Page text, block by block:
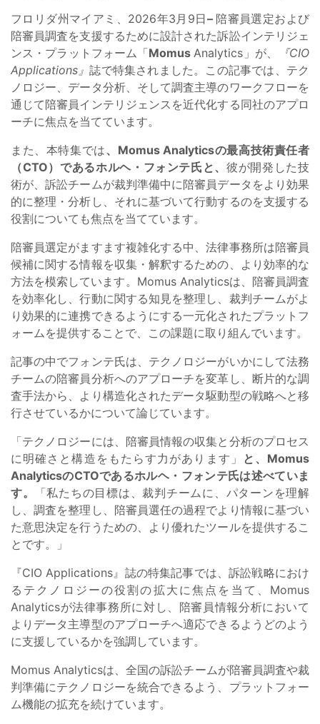
フロリダ州マイアミ、2026年3月9日– 陪審員選定および
陪審員調査を支援するために設計された訴訟インテリジェ
ンス・プラットフォーム「Momus Analytics」が、
『CIO
Applications』誌で特集されました。この記事では、テク
ノロジー、データ分析、そして調査主導のワークフローを
通じて陪審員インテリジェンスを近代化する同社のアプロ
ーチに焦点を当てています。
また、本特集では、Momus Analyticsの最高技術責任者
（CTO）であるホルヘ・フォンテ氏と、彼が開発した技
術が、訴訟チームが裁判準備中に陪審員データをより効果
的に整理・分析し、それに基づいて行動するのを支援する
役割についても焦点を当てています。
陪審員選定がますます複雑化する中、法律事務所は陪審員
候補に関する情報を収集・解釈するための、より効率的な
方法を模索しています。Momus Analyticsは、陪審員調査
を効率化し、行動に関する知見を整理し、裁判チームがよ
り効果的に連携できるようにする一元化されたプラットフ
ォームを提供することで、この課題に取り組んでいます。
記事の中でフォンテ氏は、テクノロジーがいかにして法務
チームの陪審員分析へのアプローチを変革し、断片的な調
査手法から、より構造化されたデータ駆動型の戦略へと移
行させているかについて論じています。
「テクノロジーには、陪審員情報の収集と分析のプロセス
に明確さと構造をもたらす力があります」 と、Momus
AnalyticsのCTOであるホルヘ・フォンテ氏は述べていま
す。
「私たちの目標は、裁判チームに、パターンを理解
し、調査を整理し、陪審員選任の過程でより情報に基づい
た意思決定を行うための、より優れたツールを提供するこ
とです。」
『CIO Applications』誌の特集記事では、訴訟戦略におけ
るテクノロジーの役割の拡大に焦点を当て、Momus
Analyticsが法律事務所に対し、陪審員情報分析において
よりデータ主導型のアプローチへ適応できるようどのよう
に支援しているかを強調しています。
Momus Analyticsは、全国の訴訟チームが陪審員調査や裁
判準備にテクノロジーを統合できるよう、プラットフォー
ム機能の拡充を続けています。